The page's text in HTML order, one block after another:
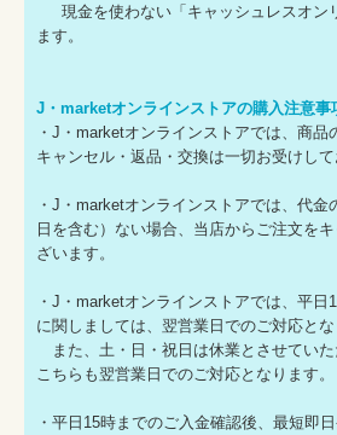
現金を使わない「キャッシュレスオン
ます。
J・marketオンラインストアの購入注意事
・J・marketオンラインストアでは、商
キャンセル・返品・交換は一切お受けして
・J・marketオンラインストアでは、代金
日を含む）ない場合、当店からご注文を
ざいます。
・J・marketオンラインストアでは、平日
に関しましては、翌営業日でのご対応とな
また、土・日・祝日は休業とさせていた
こちらも翌営業日でのご対応となります
・平日15時までのご入金確認後、最短即